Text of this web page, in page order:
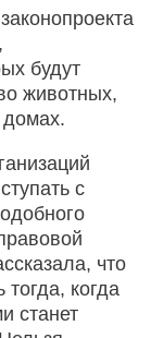
будут
животных,
с
что
когда
станет